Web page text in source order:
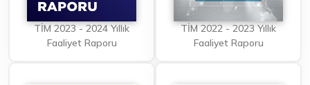
TİM 2023 - 2024 Yıllık
Faaliyet Raporu
TİM 2022 - 2023 Yıllık
Faaliyet Raporu